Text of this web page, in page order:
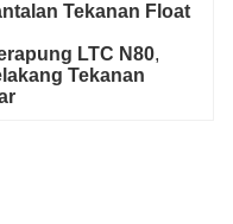
Tekanan Float
LTC N80,
Tekanan